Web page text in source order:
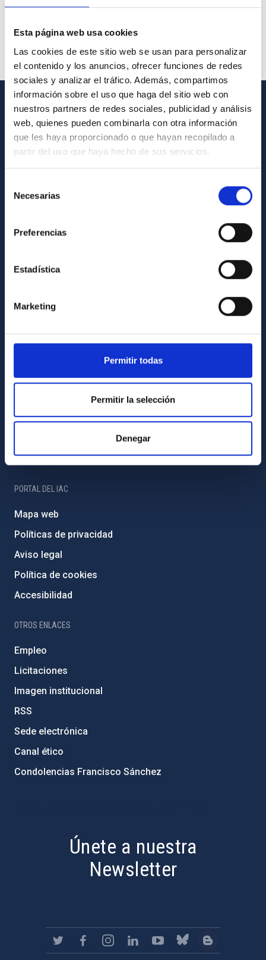
Esta página web usa cookies
Las cookies de este sitio web se usan para personalizar
el contenido y los anuncios, ofrecer funciones de redes
sociales y analizar el tráfico. Además, compartimos
información sobre el uso que haga del sitio web con
nuestros partners de redes sociales, publicidad y análisis
web, quienes pueden combinarla con otra información
que les haya proporcionado o que hayan recopilado a
partir del uso que haya hecho de sus servicios.
Necesarias
Preferencias
Estadística
Marketing
Permitir todas
Permitir la selección
Denegar
INFORMACIÓN GENERAL
Contacto
Biblioteca
Legislación
Igualdad y diversidad de género
Medio Ambiente y Sostenibilidad
Proyectos institucionales
Financiación externa
Programa Severo Ochoa
Amigos del IAC
PORTAL DEL IAC
Mapa web
Políticas de privacidad
Aviso legal
Política de cookies
Accesibilidad
OTROS ENLACES
Empleo
Licitaciones
Imagen institucional
RSS
Sede electrónica
Canal ético
Condolencias Francisco Sánchez
Únete a nuestra
Newsletter